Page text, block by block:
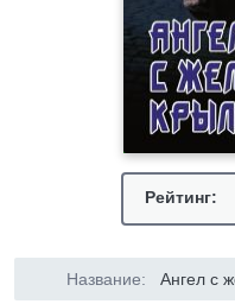
Рейтинг:
Название: Ангел с